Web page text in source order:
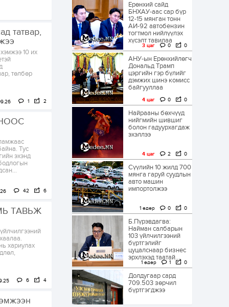
татвар,
10 их
төлбөр
1 2
Тус
эхэнд
42 6
ТАВЬЖ
хариулах
6 4
Ерөнхий сайд
БНХАУ-аас сар бүр
12-15 мянган тонн
АИ-92 автобензин
тогтмол нийлүүлэх
хүсэлт тавилаа
3 цаг 0 0
АНУ-ын Ерөнхийлөгч
Дональд Трамп
цэргийн гэр бүлийг
дэмжих шинэ комисс
байгууллаа
4 цаг 0 0
Найрааны бөхчүүд
нийгмийн шившиг
болон гадуурхагдаж
эхэллээ
4 цаг 2 0
Сүүлийн 10 жилд 700
мянга гаруй суудлын
авто машин
импортолжээ
1 өдөр 0 0
Б.Пүрэвдагва:
Найман салбарын
103 үйлчилгээний
бүртгэлийг
цуцалснаар бизнес
эрхлэхэд таатай...
1 өдөр 1 0
Долдугаар сард
709.503 зөрчил
бүртгэгджээ